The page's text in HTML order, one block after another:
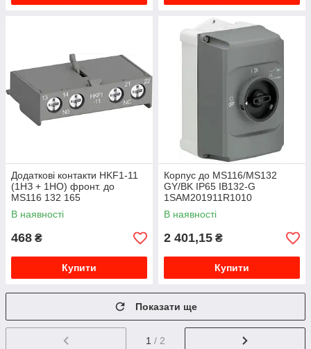
Додаткові контакти HKF1-11
(1НЗ + 1НО) фронт. до
MS116 132 165
1SAM201901R1001
В наявності
468 ₴
Купити
Корпус до MS116/MS132
GY/BK IP65 IB132-G
1SAM201911R1010
В наявності
2 401,15 ₴
Купити
Показати ще
1 / 2